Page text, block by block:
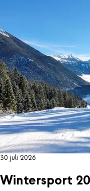
30 juli 2026
Wintersport